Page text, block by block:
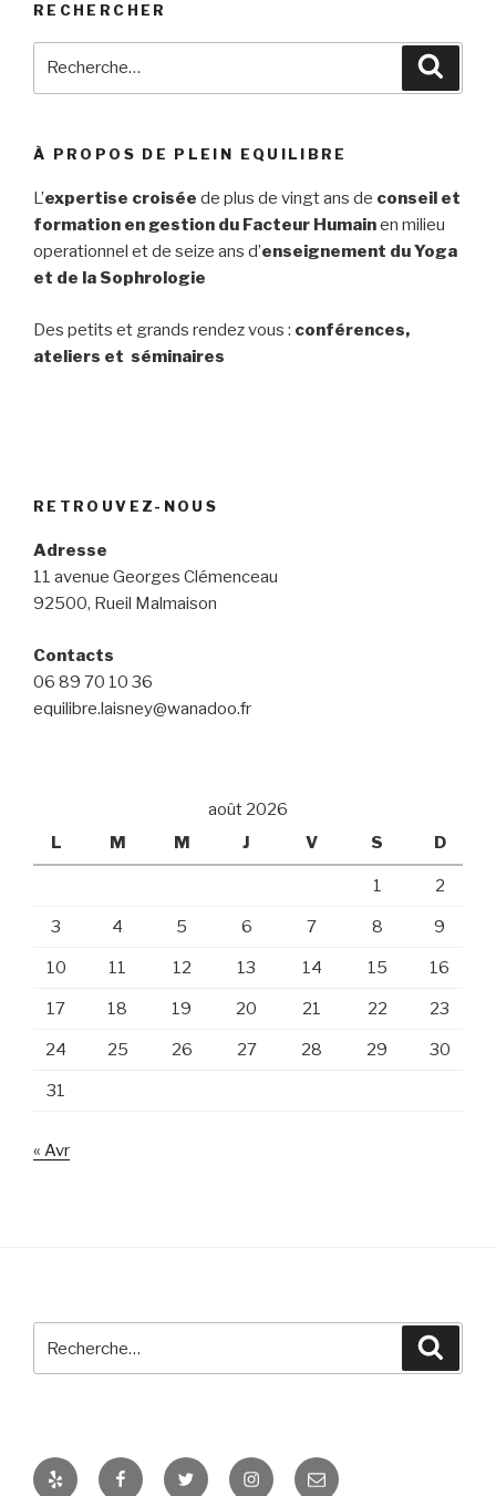
RECHERCHER
À PROPOS DE PLEIN EQUILIBRE
L’expertise croisée de plus de vingt ans de conseil et
formation en gestion du Facteur Humainen milieu
operationnel et de seize ans d’enseignement du Yoga
et de la Sophrologie
Des petits et grands rendez vous : conférences,
ateliers et séminaires
RETROUVEZ-NOUS
Adresse
11 avenue Georges Clémenceau
92500, Rueil Malmaison
Contacts
06 89 70 10 36
equilibre.laisney@wanadoo.fr
août 2026
L
M M J V S D
1 2
3 4 5 6 7 8 9
10 11 12 13 14 15 16
17 18 19 20 21 22 23
24 25 26 27 28 29 30
31
« Avr
Yelp FacebookTwitter Instagram
E-